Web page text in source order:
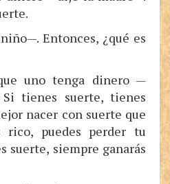
Entonces, ¿qué es
uno tenga dinero —
tienes suerte, tienes
nacer con suerte que
rico, puedes perder tu
suerte, siempre ganarás